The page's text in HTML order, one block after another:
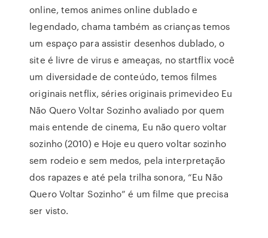
online, temos animes online dublado e
legendado, chama também as crianças temos
um espaço para assistir desenhos dublado, o
site é livre de virus e ameaças, no startflix você
um diversidade de conteúdo, temos filmes
originais netflix, séries originais primevideo Eu
Não Quero Voltar Sozinho avaliado por quem
mais entende de cinema, Eu não quero voltar
sozinho (2010) e Hoje eu quero voltar sozinho
sem rodeio e sem medos, pela interpretação
dos rapazes e até pela trilha sonora, “Eu Não
Quero Voltar Sozinho” é um filme que precisa
ser visto.